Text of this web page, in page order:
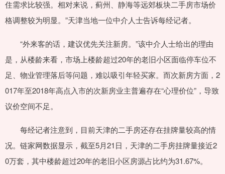
住需求比较强。相对来说，蓟州、静海等远郊板块二手房市场价
格调整较为明显。”天津当地一位中介人士告诉每经记者。
“外来客的话，建议优先关注新房。”该中介人士给出的理由
是，从楼龄来看，市场上楼龄超过20年的老旧小区面临停车位不
足、物业管理落后等问题，难以吸引年轻买家。而次新房方面，2
017年至2018年高点入市的次新房业主普遍存在“心理价位”，导致
议价空间不足。
每经记者注意到，目前天津的二手房还存在挂牌量较高的情
况。链家网数据显示，截至5月21日，天津的二手房挂牌量接近2
0万套，其中楼龄超过20年的老旧小区房源占比约为31.67%。